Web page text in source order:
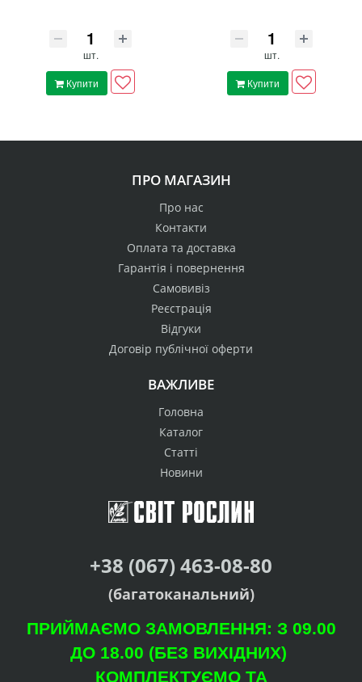
шт.
Купити
шт.
Купити
ПРО МАГАЗИН
Про нас
Контакти
Оплата та доставка
Гарантія і повернення
Самовивіз
Реєстрація
Відгуки
Договір публічної оферти
ВАЖЛИВЕ
Головна
Каталог
Статті
Новини
+38 (067) 463-08-80
(багатоканальний)
ПРИЙМАЄМО ЗАМОВЛЕННЯ: З 09.00
ДО 18.00 (БЕЗ ВИХІДНИХ)
КОМПЛЕКТУЄМО ТА